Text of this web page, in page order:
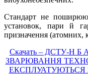
Стандарт не
установок, пари й
призначення (атомних,
Скачать – ДСТУ-Н
ЗВАРЮВАННЯ
ЕКСПЛУАТУЮТЬСЯ